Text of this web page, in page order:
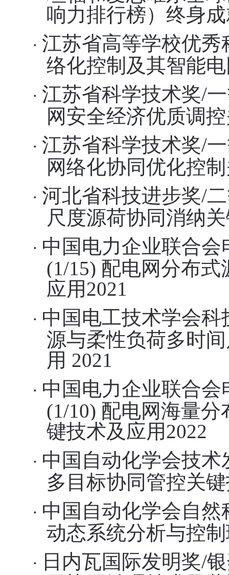
响力排行榜）终身
· 江苏省高等学校优
络化控制及其智能
· 江苏省科学技术奖/
网安全经济优质调
· 江苏省科学技术奖/
网络化协同优化控
· 河北省科技进步奖/
尺度源荷协同消纳
· 中国电力企业联合
(1/15) 配电网分布式
应用2021
· 中国电工技术学会科
源与柔性负荷多时
用 2021
· 中国电力企业联合
(1/10) 配电网海量分
键技术及应用2022
· 中国自动化学会技术
多目标协同管控关
· 中国自动化学会自然
动态系统分析与控
· 日内瓦国际发明奖/